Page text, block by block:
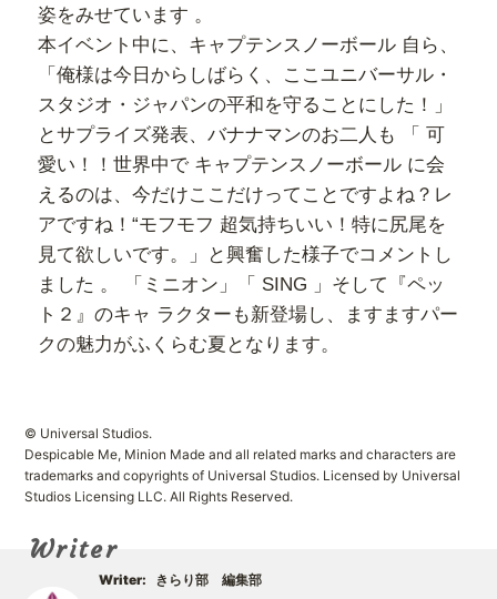
姿をみせています 。
本イベント中に、キャプテンスノーボール 自ら、
「俺様は今日からしばらく、ここユニバーサル・
スタジオ・ジャパンの平和を守ることにした！」
とサプライズ発表、バナナマンのお二人も 「 可
愛い！！世界中で キャプテンスノーボール に会
えるのは、今だけここだけってことですよね？レ
アですね！“モフモフ 超気持ちいい！特に尻尾を
見て欲しいです。」と興奮した様子でコメントし
ました 。 「ミニオン」「 SING 」そして『ペッ
ト２』のキャ ラクターも新登場し、ますますパー
クの魅力がふくらむ夏となります。
© Universal Studios.
Despicable Me, Minion Made and all related marks and characters are
trademarks and copyrights of Universal Studios. Licensed by Universal
Studios Licensing LLC. All Rights Reserved.
Writer
Writer:
きらり部 編集部